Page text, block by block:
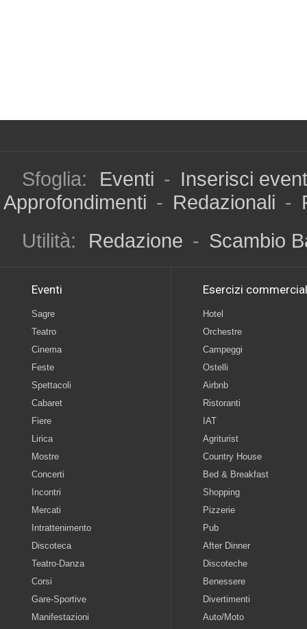
Sfoglia: Eventi - Inserisci
Approfondimenti - Redazionali -
Utilità:
Redazione - Scambio
Eventi
Sagre
Teatro
Cinema
Feste
Spettacoli
Cabaret
Fiere
Lirica
Mostre
Concerti
Incontri
Mercati
Intrattenimento
Discoteca
Teatro-Danza
Corsi
Gare-Sportive
Manifestazioni
Esercizi
Hotel
Orchestre
Campeggi
Ostelli
Airbnb
Ristoranti
IAT
Agriturist
Country House
Bed & Breakfast
Shopping
Pizzerie
Pub
After Dinner
Discoteche
Benessere
Divertimenti
Auto/Moto